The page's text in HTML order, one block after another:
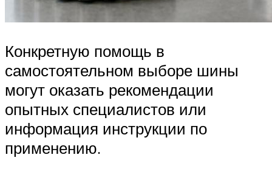
Конкретную помощь в
самостоятельном выборе шины
могут оказать рекомендации
опытных специалистов или
информация инструкции по
применению.